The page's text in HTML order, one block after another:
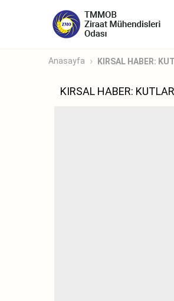
Anasayfa KIRSAL HABER:
KIRSAL HABER: